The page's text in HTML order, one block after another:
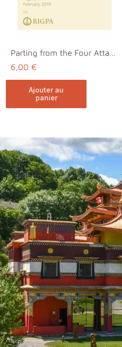
Parting from the Four Attachments, part one MP3
6,00 €
ajouter au
panier